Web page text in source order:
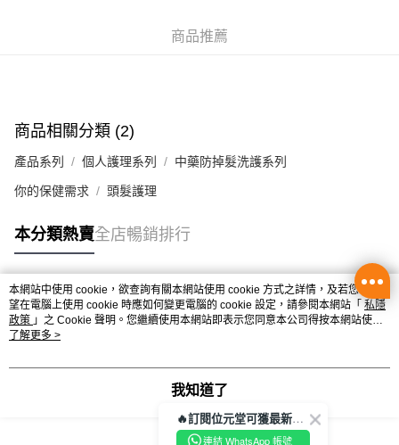
每筆HK$50.00，滿HK$350.00或以上免運費
付款後門市自取
商品推薦
商品相關分類 (2)
產品系列 個人護理系列 中藥防掉髮洗護系列
你的保健需求 頭髮護理
本分類熱賣全店暢銷排行
熱門標籤
熱銷排行
本網站中使用 cookie，欲查詢有關本網站使用 cookie 方式之詳情，及若您不希
望在電腦上使用 cookie 時應如何變更電腦的 cookie 設定，請參閱本網站「 私隱
政策 」之 Cookie 聲明。您繼續使用本網站即表示您同意本公司得按本網站使用
條款之 Cookie 聲明使用 cookie。
了解更多 >
我知道了
🔥訂閱位元堂可獲最新優惠及活動資訊🔥
連結 WhatsApp 帳號